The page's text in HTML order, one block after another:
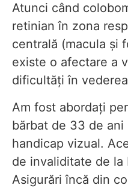
Atunci când
retinian în zona
centrală (macula și
existe o afectare a
dificultăți în
Am fost abordați
bărbat de 33 de
handicap vizual.
de invaliditate de
Asigurări încă din